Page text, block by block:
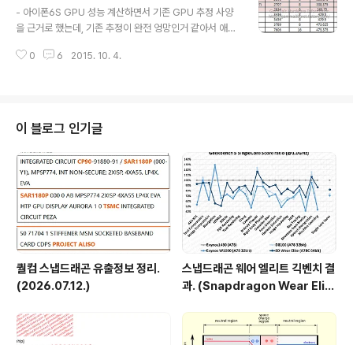
고, chipworks에서 확인해줬으니 GPU는 6클러스터가
거의 확정적입니다. 물론 chipworks에서 확인없이 성급
지요. (링크 : 애플 발표 근거 A9 CPU 사양/..
- 아이폰6S GPU 성능 계산하면서 기존 GPU 추정 사양
을 근거로 했는데, 기존 추정이 완전 엉망인거 같아서 애플
X : SGX543, SGX554 기존에는 애플에 들어가는 SGX
MU에 2TMU는 옵션.) A5 아이폰4S 결과를 보면 텍셀필
레이트 결과로 계산된 클럭(이하 텍셀 추정 클럭)이 262M
Hz 입니다. 기존에 추정이 250MHz 내외였지요. 숫자상
266MHz가 가능성이 높은 클럭이고, 최소한 애플 AP에
서는 벤치마크에서 이론치에 가까운 텍셀필레이트가..
0 6 2015. 10. 4.
이 블로그 인기글
퀄컴 스냅드래곤 유출정보 정리.
(2026.07.12.)
스냅드래곤 웨어 엘리트 긱벤치 결
과. (Snapdragon Wear Elit